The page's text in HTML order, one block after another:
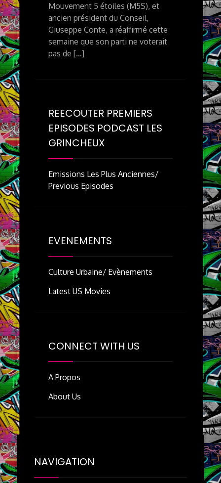
Mouvement 5 étoiles (M5S), et
ancien président du Conseil,
Giuseppe Conte, a réaffirmé cette
semaine que son parti ne voterait
pas de […]
REECOUTER PREMIERS
EPISODES PODCAST LES
GRINCHEUX
Emissions Les Plus Anciennes/
Previous Episodes
EVENEMENTS
Culture Urbaine/ Evènements
Latest US Movies
CONNECT WITH US
A Propos
About Us
NAVIGATION